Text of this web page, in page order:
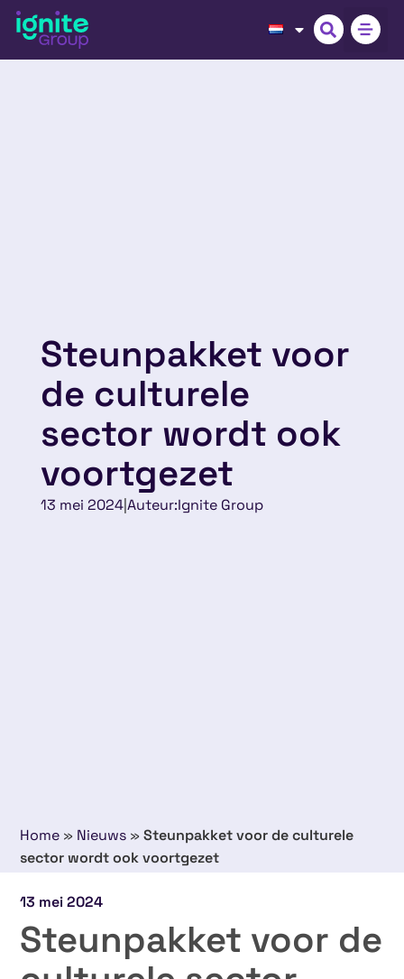
Steunpakket voor
de culturele
sector wordt ook
voortgezet
13 mei 2024|Auteur:Ignite Group
Home » Nieuws »Steunpakket voor de culturele
sector wordt ook voortgezet
13 mei 2024
Steunpakket voor de